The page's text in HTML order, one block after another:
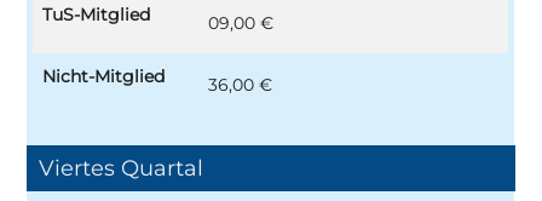
TuS-Mitglied 09,00 €
Nicht-Mitglied 36,00 €
Viertes Quartal